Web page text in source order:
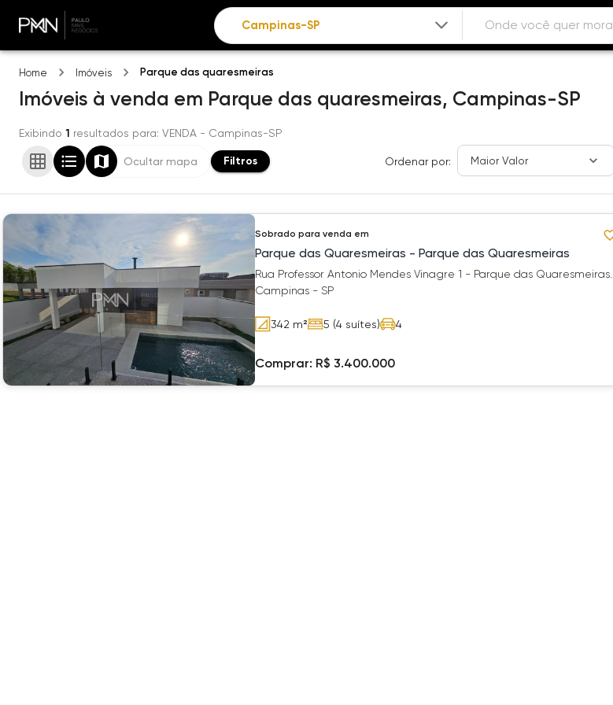
Home Imóveis Parque das quaresmeiras
Imóveis à venda em Parque das quaresmeiras, Campinas-SP
Exibindo 1 resultados para: VENDA - Campinas-SP
Ocultar mapa Filtros Ordenar por: Maior Valor
Sobrado para venda em
Parque das Quaresmeiras - Parque das Quaresmeiras
Rua Professor Antonio Mendes Vinagre 1 - Parque das Quaresmeiras -
Campinas - SP
342 m² 5 (4 suítes) 4
Comprar: R$ 3.400.000